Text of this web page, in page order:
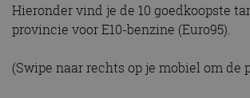
Hieronder vind je de 10 goedkoopste
provincie voor E10-benzine (Euro95).
(Swipe naar rechts op je mobiel om de